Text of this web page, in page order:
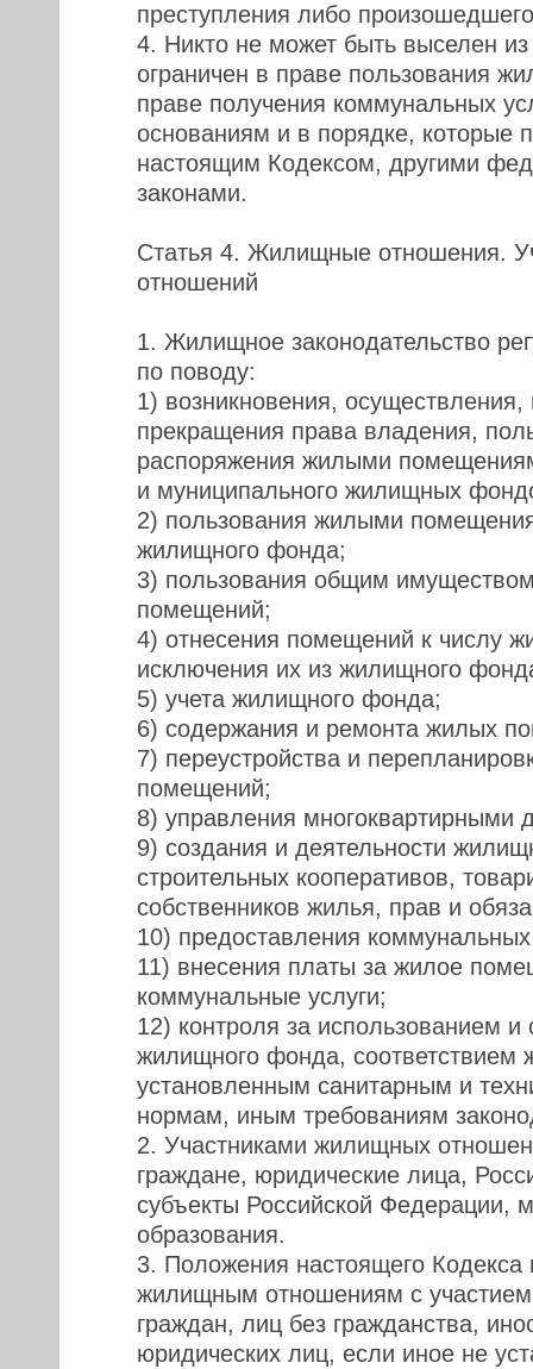
преступления либо
4. Никто не может быть выселен
ограничен в праве пользования
праве получения коммунальных
основаниям и в порядке, которые
настоящим Кодексом, другими
законами.
Статья 4. Жилищные отношения.
отношений
1. Жилищное законодательство
по поводу:
1) возникновения, осуществления,
прекращения права владения,
распоряжения жилыми
и муниципального жилищных
2) пользования жилыми
жилищного фонда;
3) пользования общим
помещений;
4) отнесения помещений к числу
исключения их из жилищного
5) учета жилищного фонда;
6) содержания и ремонта жилых
7) переустройства и
помещений;
8) управления многоквартирными
9) создания и деятельности
строительных кооперативов,
собственников жилья, прав и
10) предоставления коммунальных
11) внесения платы за жилое
коммунальные услуги;
12) контроля за использованием и
жилищного фонда,
установленным санитарным и
нормам, иным требованиям
2. Участниками жилищных
граждане, юридические лица,
субъекты Российской Федерации,
образования.
3. Положения настоящего Кодекса
жилищным отношениям с участием
граждан, лиц без гражданства,
юридических лиц, если иное не